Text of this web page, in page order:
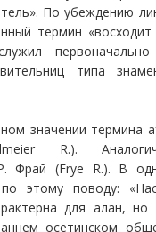
По убеждению
термин «восходит
первоначально
типа
значении термина
R.).
Фрай (Frye R.). В
этому поводу:
для алан,
осетинском